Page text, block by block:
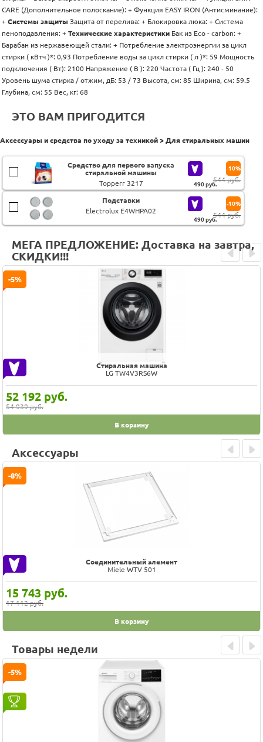
CARE (Дополнительное полоскание): + Функция EASY IRON (Антисминание):
+ Системы защиты Защита от перелива: + Блокировка люка: + Система
пеноподавления: + Технические характеристики Бак из Eco - carbon: +
Барабан из нержавеющей стали: + Потребление электроэнергии за цикл
стирки ( кВтч )*: 0,93 Потребление воды за цикл стирки ( л )*: 59 Мощность
подключения ( Bт): 2100 Напряжение ( B ): 220 Частота ( Гц ): 240 - 50
Уровень шума стирка / отжим, дБ: 53 / 73 Высота, см: 85 Ширина, см: 59.5
Глубина, см: 55 Вес, кг: 68
ЭТО ВАМ ПРИГОДИТСЯ
Аксессуары и средства по уходу за техникой > Для стиральных машин
Средство для первого запуска
стиральной машины
Topperr 3217
490руб.
544 руб.
-10%
Подставки
Electrolux E4WHPA02
490руб.
544 руб.
-10%
МЕГА ПРЕДЛОЖЕНИЕ: Доставка на завтра,
СКИДКИ!!!
Стиральная машина
LG TW4V3RS6W
52 192 руб.
54 939 руб.
-5%
В корзину
Prev Next
Аксессуары
Соединительный элемент
Miele WTV 501
15 743 руб.
17 112 руб.
-8%
В корзину
Prev Next
Товары недели
-5%
Prev Next